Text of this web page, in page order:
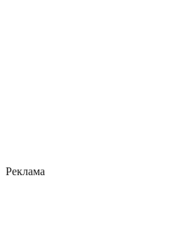
Реклама